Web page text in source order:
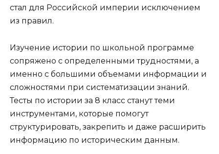
стал для Российской империи исключением
из правил.
Изучение истории по школьной программе
сопряжено с определенными трудностями, а
именно с большими объемами информации и
сложностями при систематизации знаний.
Тесты по истории за 8 класс станут теми
инструментами, которые помогут
структурировать, закрепить и даже расширить
информацию по историческим данным.